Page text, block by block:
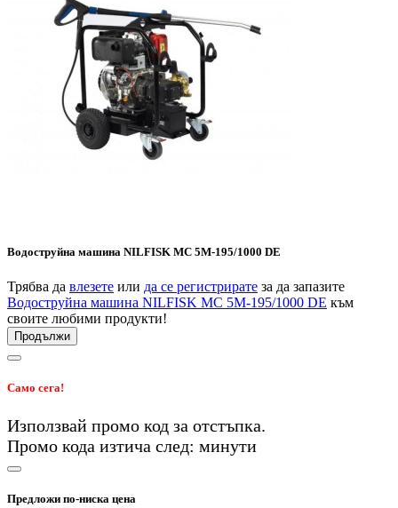
Водоструйна машина NILFISK MC 5M-195/1000 DE
Трябва да влезете или да се регистрирате за да запазите
Водоструйна машина NILFISK MC 5M-195/1000 DE към
своите любими продукти!
Продължи
Само сега!
Използвай промо код за отстъпка.
Промо кода изтича след: минути
Предложи по-ниска цена